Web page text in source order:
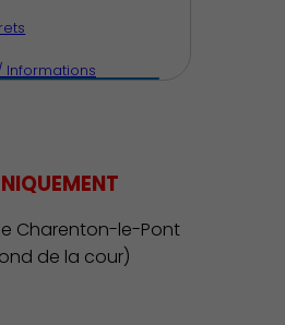
Charenton
Informations
Charenton-le-Pont
de la cour)